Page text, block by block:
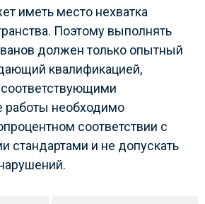
иметь место нехватка
Поэтому выполнять
должен только опытный
квалификацией,
работы необходимо
соответствии с
стандартами и не допускать